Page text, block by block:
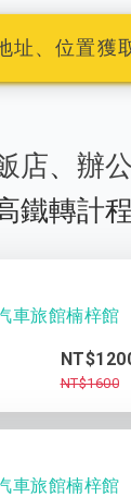
址、位置獲
店、 辦
鐵轉計
車旅館楠梓館
NT$1600
車旅館楠梓館